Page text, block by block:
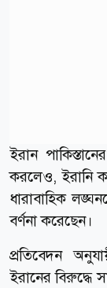
ইরান
করলেও, ইরানি
ধারাবাহিক
বর্ণনা করেছেন।
প্রতিবেদন
ইরানের বিরুদ্ধে